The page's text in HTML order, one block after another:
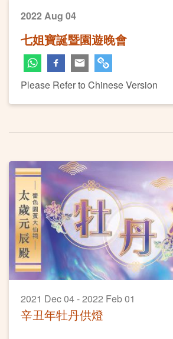
2022 Aug 04
七姐寶誕暨園遊晚會
Please Refer to Chinese Version
2021 Dec 04 - 2022 Feb 01
辛丑年牡丹供燈